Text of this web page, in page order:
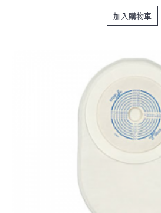
加入購物車